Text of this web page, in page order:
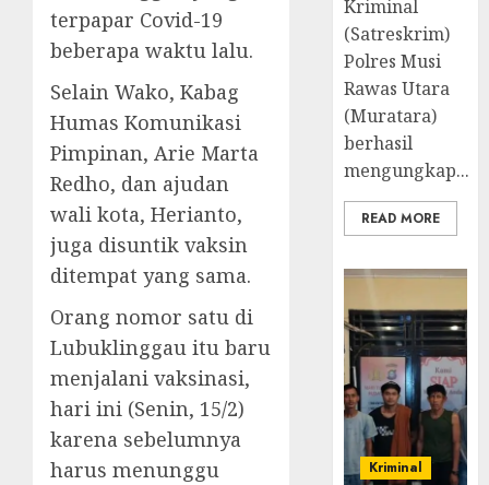
terpapar Covid-19
beberapa waktu lalu.
Selain Wako, Kabag
Humas Komunikasi
Pimpinan, Arie Marta
Redho, dan ajudan
wali kota, Herianto,
juga disuntik vaksin
ditempat yang sama.
Orang nomor satu di
Lubuklinggau itu baru
menjalani vaksinasi,
hari ini (Senin, 15/2)
karena sebelumnya
harus menunggu
Kriminal
(Satreskrim)
Polres Musi
Rawas Utara
(Muratara)
berhasil
mengungkap...
READ MORE
Kriminal